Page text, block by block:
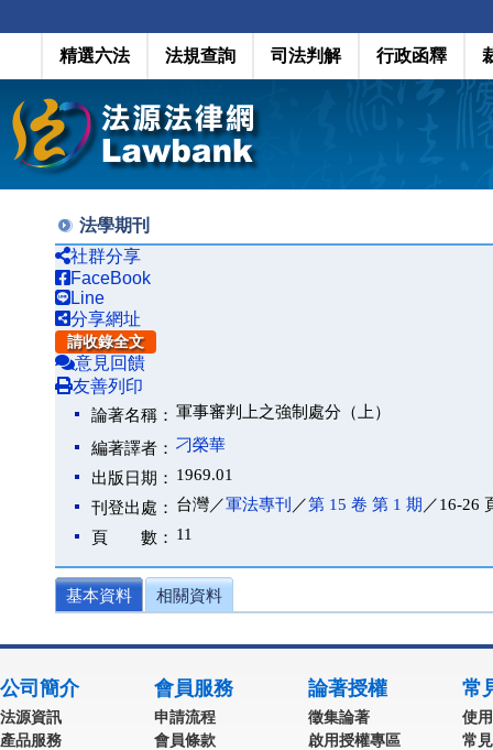
精選六法 法規查詢 司法判解 行政函釋
法學期刊
社群分享
FaceBook
Line
分享網址
請收錄全文
意見回饋
友善列印
論著名稱： 軍事審判上之強制處分（上）
編著譯者： 刁榮華
出版日期： 1969.01
刊登出處： 台灣／軍法專刊 ／第 15 卷 第 1 期 ／16-26
頁 數： 11
基本資料 相關資料
公司簡介
法源資訊
產品服務
會員服務
申請流程
會員條款
論著授權
徵集論著
啟用授權專區
常
使
常